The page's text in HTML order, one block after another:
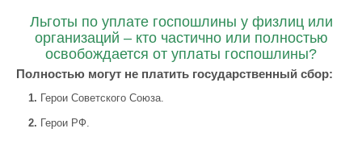
Льготы по уплате госпошлины у физлиц или
организаций – кто частично или полностью
освобождается от уплаты госпошлины?
Полностью могут не платить государственный сбор:
1. Герои Советского Союза.
2. Герои РФ.